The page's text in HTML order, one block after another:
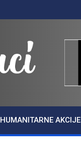
HUMANITARNE AKCIJE